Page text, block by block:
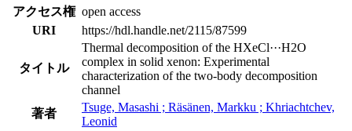
アクセス権 open access
URI
https://hdl.handle.net/2115/87599
タイトル
Thermal decomposition of the HXeCl···H2O
complex in solid xenon: Experimental
characterization of the two-body decomposition
channel
著者
Tsuge, Masashi ; Räsänen, Markku ; Khriachtchev,
Leonid